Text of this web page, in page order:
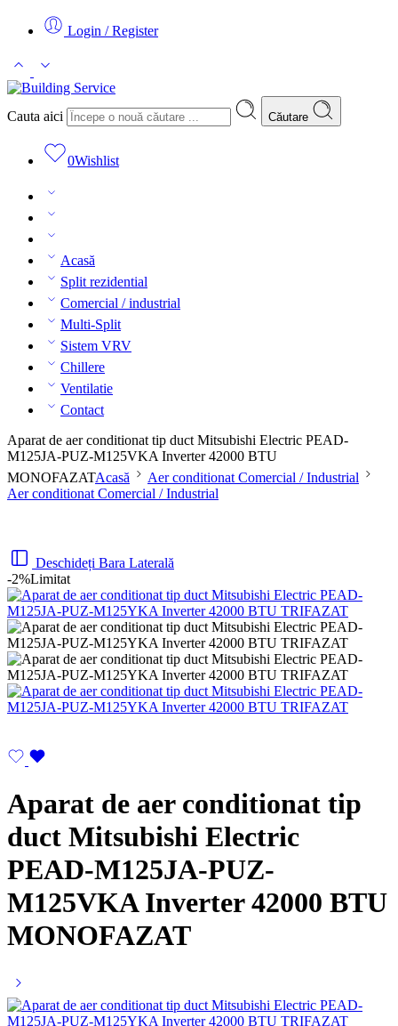
Login / Register
Cauta aici Căutare
0Wishlist
Acasă
Split rezidential
Comercial / industrial
Multi-Split
Sistem VRV
Chillere
Ventilatie
Contact
Aparat de aer conditionat tip duct Mitsubishi Electric PEAD-
M125JA-PUZ-M125VKA Inverter 42000 BTU
MONOFAZATAcasă
Aer conditionat Comercial / Industrial
Aer conditionat Comercial / Industrial
Deschideți Bara Laterală
-2%Limitat
Aparat de aer conditionat tip
duct Mitsubishi Electric
PEAD-M125JA-PUZ-
M125VKA Inverter 42000 BTU
MONOFAZAT